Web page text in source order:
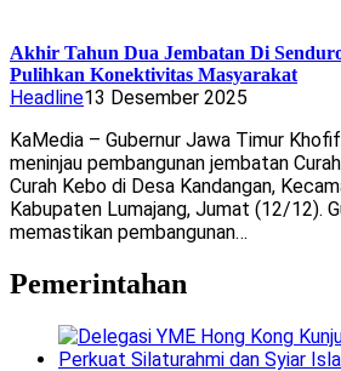
Akhir Tahun Dua Jembatan Di
Pulihkan Konektivitas Masyarakat
Headline13 Desember 2025
KaMedia – Gubernur Jawa Timur
meninjau pembangunan jembatan
Curah Kebo di Desa Kandangan,
Kabupaten Lumajang, Jumat (12/12).
memastikan pembangunan…
Pemerintahan